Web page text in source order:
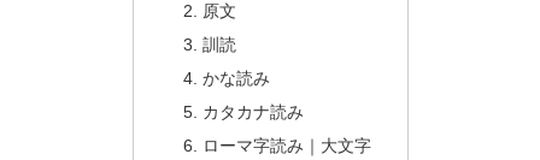
原文
訓読
かな読み
カタカナ読み
ローマ字読み｜大文字